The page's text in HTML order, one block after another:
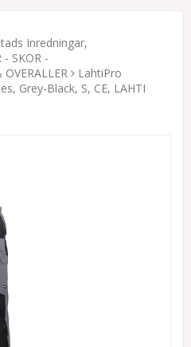
Inredningar,
- SKOR -
OVERALLER
LahtiPro
Grey-Black, S, CE, LAHTI